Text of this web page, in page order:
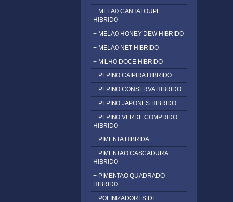
+ MELAO CANTALOUPE
HIBRIDO
+ MELAO HONEY DEW HIBRIDO
+ MELAO NET HIBRIDO
+ MILHO-DOCE HIBRIDO
+ PEPINO CAIPIRA HIBRIDO
+ PEPINO CONSERVA HIBRIDO
+ PEPINO JAPONES HIBRIDO
+ PEPINO VERDE COMPRIDO
HIBRIDO
+ PIMENTA HIBRIDA
+ PIMENTAO CASCADURA
HIBRIDO
+ PIMENTAO QUADRADO
HIBRIDO
+ POLINIZADORES DE